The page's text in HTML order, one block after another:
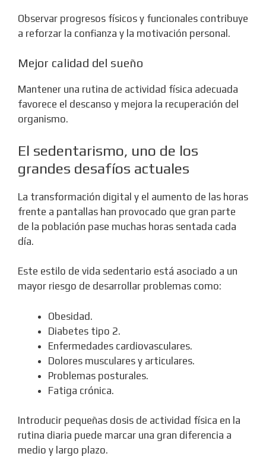
Observar progresos físicos y funcionales contribuye
a reforzar la confianza y la motivación personal.
Mejor calidad del sueño
Mantener una rutina de actividad física adecuada
favorece el descanso y mejora la recuperación del
organismo.
El sedentarismo, uno de los
grandes desafíos actuales
La transformación digital y el aumento de las horas
frente a pantallas han provocado que gran parte
de la población pase muchas horas sentada cada
día.
Este estilo de vida sedentario está asociado a un
mayor riesgo de desarrollar problemas como:
Obesidad.
Diabetes tipo 2.
Enfermedades cardiovasculares.
Dolores musculares y articulares.
Problemas posturales.
Fatiga crónica.
Introducir pequeñas dosis de actividad física en la
rutina diaria puede marcar una gran diferencia a
medio y largo plazo.